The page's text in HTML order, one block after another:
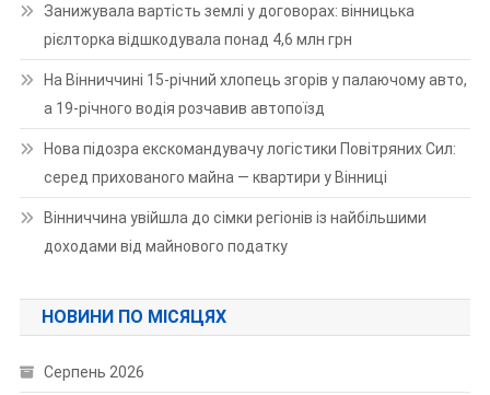
Занижувала вартість землі у договорах: вінницька
рієлторка відшкодувала понад 4,6 млн грн
На Вінниччині 15-річний хлопець згорів у палаючому авто,
а 19-річного водія розчавив автопоїзд
Нова підозра екскомандувачу логістики Повітряних Сил:
серед прихованого майна — квартири у Вінниці
Вінниччина увійшла до сімки регіонів із найбільшими
доходами від майнового податку
НОВИНИ ПО МІСЯЦЯХ
Серпень 2026